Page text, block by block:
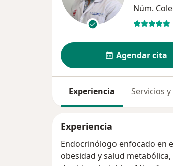
Núm.
Agendar cita
Experiencia Servicios
Experiencia
Endocrinólogo enfocado en
obesidad y salud